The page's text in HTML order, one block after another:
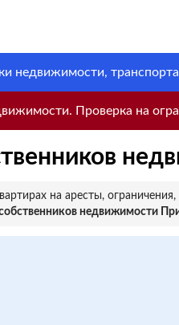
недвижимости,
Проверка на
на аресты,
собственников недвижимости